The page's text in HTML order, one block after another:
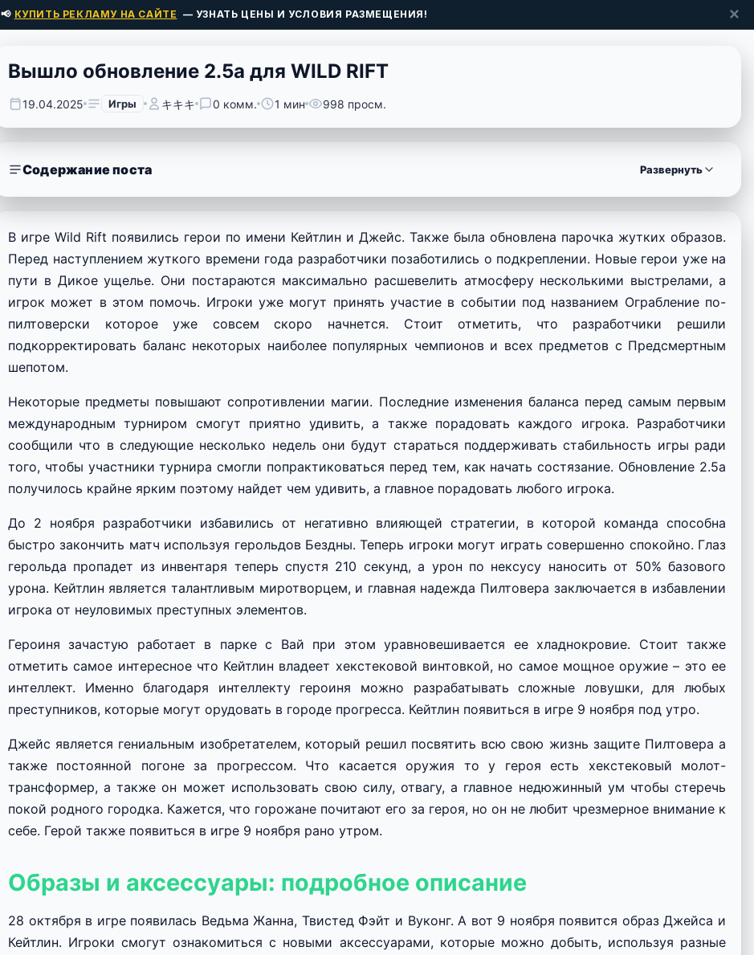
📢 КУПИТЬ РЕКЛАМУ НА САЙТЕ — УЗНАТЬ ЦЕНЫ И УСЛОВИЯ РАЗМЕЩЕНИЯ! ✕
Вышло обновление 2.5а для WILD RIFT
19.04.2025 Игры キキキ 0 комм. 1 мин 998 просм.
Содержание поста Развернуть
В игре Wild Rift появились герои по имени Кейтлин и Джейс. Также была обновлена парочка жутких образов.
Перед наступлением жуткого времени года разработчики позаботились о подкреплении. Новые герои уже на
пути в Дикое ущелье. Они постараются максимально расшевелить атмосферу несколькими выстрелами, а
игрок может в этом помочь. Игроки уже могут принять участие в событии под названием Ограбление по-
пилтоверски которое уже совсем скоро начнется. Стоит отметить, что разработчики решили
подкорректировать баланс некоторых наиболее популярных чемпионов и всех предметов с Предсмертным
шепотом.
Некоторые предметы повышают сопротивлении магии. Последние изменения баланса перед самым первым
международным турниром смогут приятно удивить, а также порадовать каждого игрока. Разработчики
сообщили что в следующие несколько недель они будут стараться поддерживать стабильность игры ради
того, чтобы участники турнира смогли попрактиковаться перед тем, как начать состязание. Обновление 2.5а
получилось крайне ярким поэтому найдет чем удивить, а главное порадовать любого игрока.
До 2 ноября разработчики избавились от негативно влияющей стратегии, в которой команда способна
быстро закончить матч используя герольдов Бездны. Теперь игроки могут играть совершенно спокойно. Глаз
герольда пропадет из инвентаря теперь спустя 210 секунд, а урон по нексусу наносить от 50% базового
урона. Кейтлин является талантливым миротворцем, и главная надежда Пилтовера заключается в избавлении
игрока от неуловимых преступных элементов.
Героиня зачастую работает в парке с Вай при этом уравновешивается ее хладнокровие. Стоит также
отметить самое интересное что Кейтлин владеет хекстековой винтовкой, но самое мощное оружие – это ее
интеллект. Именно благодаря интеллекту героиня можно разрабатывать сложные ловушки, для любых
преступников, которые могут орудовать в городе прогресса. Кейтлин появиться в игре 9 ноября под утро.
Джейс является гениальным изобретателем, который решил посвятить всю свою жизнь защите Пилтовера а
также постоянной погоне за прогрессом. Что касается оружия то у героя есть хекстековый молот-
трансформер, а также он может использовать свою силу, отвагу, а главное недюжинный ум чтобы стеречь
покой родного городка. Кажется, что горожане почитают его за героя, но он не любит чрезмерное внимание к
себе. Герой также появиться в игре 9 ноября рано утром.
Образы и аксессуары: подробное описание
28 октября в игре появилась Ведьма Жанна, Твистед Фэйт и Вуконг. А вот 9 ноября появится образ Джейса и
Кейтлин. Игроки смогут ознакомиться с новыми аксессуарами, которые можно добыть, используя разные